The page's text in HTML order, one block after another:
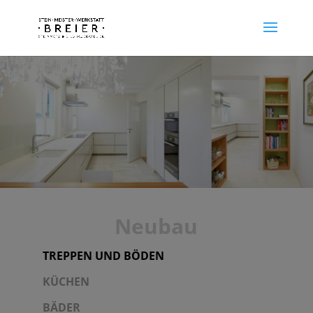
TREPPEN UND BÖDEN
KÜCHEN
BÄDER